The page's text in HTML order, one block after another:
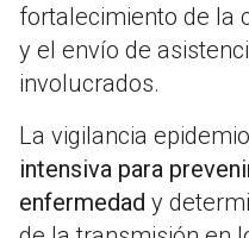
fortalecimiento de la
y el envío de
involucrados.
La vigilancia
intensiva para
enfermedad y